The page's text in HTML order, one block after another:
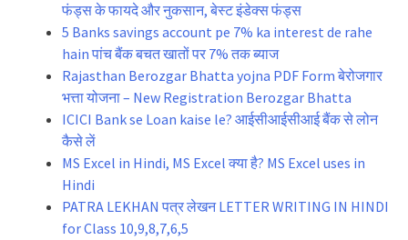
फंड्स के फायदे और नुकसान, बेस्ट इंडेक्स फंड्स
5 Banks savings account pe 7% ka interest de rahe
hain पांच बैंक बचत खातों पर 7% तक ब्याज
Rajasthan Berozgar Bhatta yojna PDF Form बेरोजगार
भत्ता योजना – New Registration Berozgar Bhatta
ICICI Bank se Loan kaise le? आईसीआईसीआई बैंक से लोन
कैसे लें
MS Excel in Hindi, MS Excel क्या है? MS Excel uses in
Hindi
PATRA LEKHAN पत्र लेखन LETTER WRITING IN HINDI
for Class 10,9,8,7,6,5